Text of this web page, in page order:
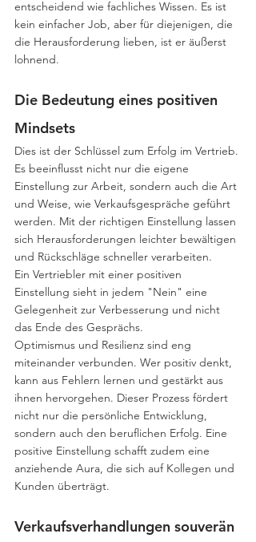
entscheidend wie fachliches Wissen. Es ist
kein einfacher Job, aber für diejenigen, die
die Herausforderung lieben, ist er äußerst
lohnend.
Die Bedeutung eines positiven
Mindsets
Dies ist der Schlüssel zum Erfolg im Vertrieb.
Es beeinflusst nicht nur die eigene
Einstellung zur Arbeit, sondern auch die Art
und Weise, wie Verkaufsgespräche geführt
werden. Mit der richtigen Einstellung lassen
sich Herausforderungen leichter bewältigen
und Rückschläge schneller verarbeiten.
Ein Vertriebler mit einer positiven
Einstellung sieht in jedem "Nein" eine
Gelegenheit zur Verbesserung und nicht
das Ende des Gesprächs.
Optimismus und Resilienz sind eng
miteinander verbunden. Wer positiv denkt,
kann aus Fehlern lernen und gestärkt aus
ihnen hervorgehen. Dieser Prozess fördert
nicht nur die persönliche Entwicklung,
sondern auch den beruflichen Erfolg. Eine
positive Einstellung schafft zudem eine
anziehende Aura, die sich auf Kollegen und
Kunden überträgt.
Verkaufsverhandlungen souverän